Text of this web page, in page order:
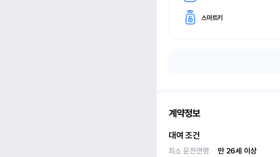
스마트키
계약정보
대여 조건
최소 운전연령
만 26세 이상